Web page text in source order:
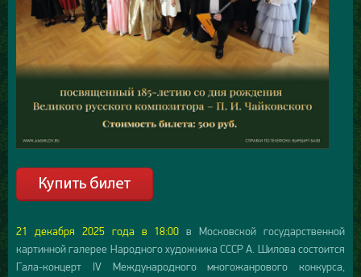
21 декабря 2025 года в 18:00 в Московской государственной
картинной галерее Народного художника СССР А. Шилова состоится
Гала-концерт IV Международного многожанрового конкурса,